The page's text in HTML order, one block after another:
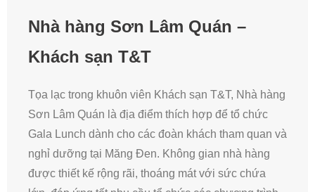
Nhà hàng Sơn Lâm Quán –
Khách sạn T&T
Tọa lạc trong khuôn viên Khách sạn T&T, Nhà hàng
Sơn Lâm Quán là địa điểm thích hợp để tổ chức
Gala Lunch dành cho các đoàn khách tham quan và
nghỉ dưỡng tại Măng Đen. Không gian nhà hàng
được thiết kế rộng rãi, thoáng mát với sức chứa